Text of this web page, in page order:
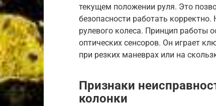
текущем положении руля. Это
безопасности работать
рулевого колеса. Принцип работы
оптических сенсоров. Он играет
при резких маневрах или на
Признаки
колонки